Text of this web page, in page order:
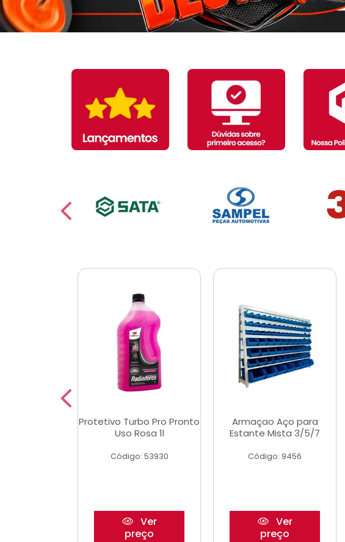
Protetivo Turbo Pro Pronto
Uso Rosa 1l
Código: 53930
Ver
preço
Armaçao Aço para
Estante Mista 3/5/7
Código: 9456
Ver
preço